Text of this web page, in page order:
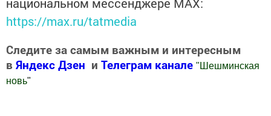
https://max.ru/tatmedia
Следите за самым важным и интересным
в Яндекс Дзен и Телеграм канале " Шешминская
новь"